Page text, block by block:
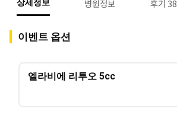
상세정보 병원정보 후기
이벤트 옵션
엘라비에 리투오 5cc